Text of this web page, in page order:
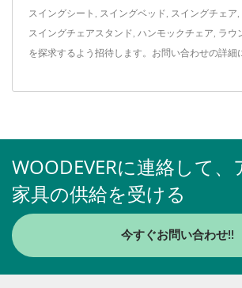
スイングシート スイングベッド スイングチェア
スイングチェアスタンド ハンモックチェア ラウ
を探求するよう招待します。 お問い合わせの詳細
WOODEVERに連絡して
家具の供給を受ける
今すぐお問い合わせ!!